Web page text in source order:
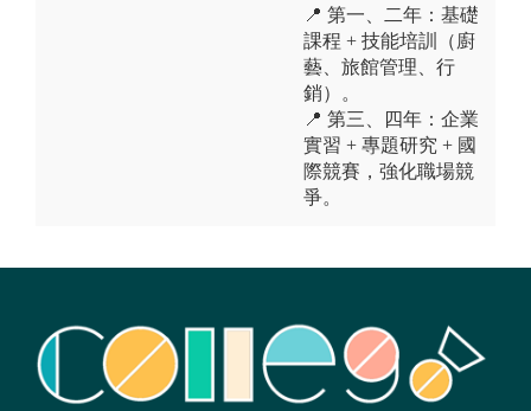
📍 第一、二年：基礎
課程 + 技能培訓（廚
藝、旅館管理、行
銷）。
📍 第三、四年：企業
實習 + 專題研究 + 國
際競賽，強化職場競
爭。